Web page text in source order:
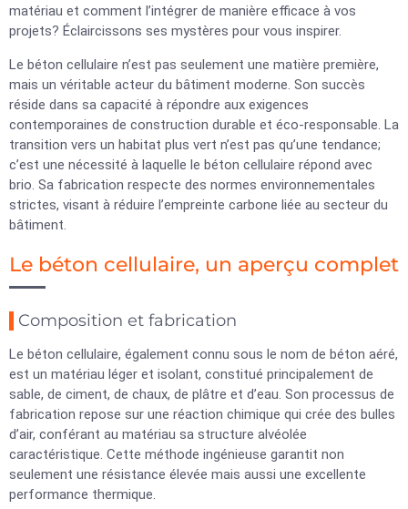
matériau et comment l’intégrer de manière efficace à vos
projets? Éclaircissons ses mystères pour vous inspirer.
Le béton cellulaire n’est pas seulement une matière première,
mais un véritable acteur du bâtiment moderne. Son succès
réside dans sa capacité à répondre aux exigences
contemporaines de construction durable et éco-responsable. La
transition vers un habitat plus vert n’est pas qu’une tendance;
c’est une nécessité à laquelle le béton cellulaire répond avec
brio. Sa fabrication respecte des normes environnementales
strictes, visant à réduire l’empreinte carbone liée au secteur du
bâtiment.
Le béton cellulaire, un aperçu complet
Composition et fabrication
Le béton cellulaire, également connu sous le nom de béton aéré,
est un matériau léger et isolant, constitué principalement de
sable, de ciment, de chaux, de plâtre et d’eau. Son processus de
fabrication repose sur une réaction chimique qui crée des bulles
d’air, conférant au matériau sa structure alvéolée
caractéristique. Cette méthode ingénieuse garantit non
seulement une résistance élevée mais aussi une excellente
performance thermique.